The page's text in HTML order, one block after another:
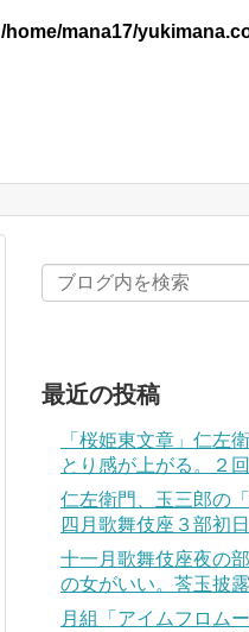
/home/mana17/
最近の投稿
「桜姫東文章」仁左
とり感が上がる。２
仁左衛門、玉三郎の
四月歌舞伎座３部初
十一月歌舞伎座夜の
の女がいい。莟玉披
月組「アイムフロム